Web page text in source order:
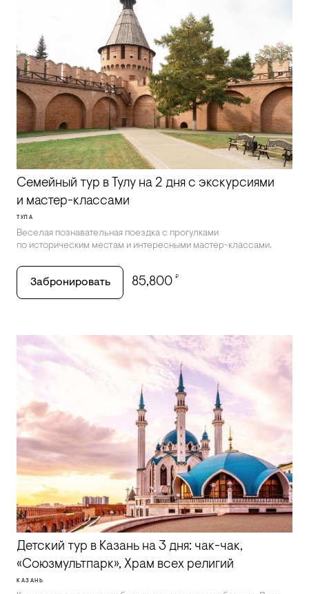
Семейный тур в Тулу на 2 дня с экскурсиями
и мастер-классами
ТУЛА
Веселая познавательная поездка с прогулками
по историческим местам и интересными мастер-классами.
Забронировать 85,800 ₽
Детский тур в Казань на 3 дня: чак-чак,
«Союзмультпарк», Храм всех религий
КАЗАНЬ